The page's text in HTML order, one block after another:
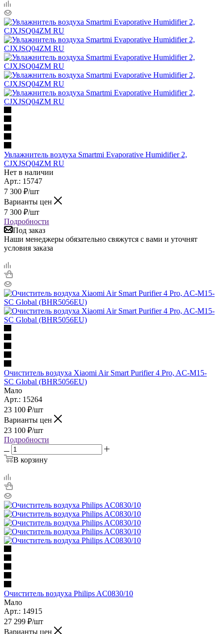
Увлажнитель воздуха Smartmi Evaporative Humidifier 2,
CJXJSQ04ZM RU
Нет в наличии
Арт.: 15747
7 300 ₽/шт
Варианты цен
7 300 ₽/шт
Подробности
Под заказ
Наши менеджеры обязательно свяжутся с вами и уточнят
условия заказа
Очиститель воздуха Xiaomi Air Smart Purifier 4 Pro, AC-M15-
SC Global (BHR5056EU)
Мало
Арт.: 15264
23 100 ₽/шт
Варианты цен
23 100 ₽/шт
Подробности
В корзину
Очиститель воздуха Philips AC0830/10
Мало
Арт.: 14915
27 299 ₽/шт
Варианты цен